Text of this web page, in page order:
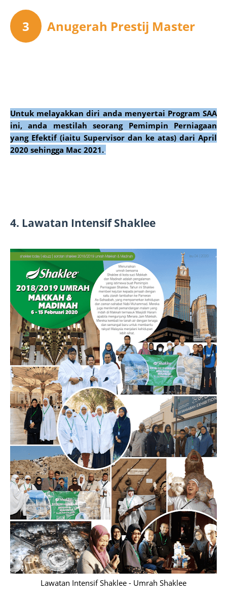
3 Anugerah Prestij Master
Untuk melayakkan diri anda menyertai Program SAA
ini, anda mestilah seorang Pemimpin Perniagaan
yang Efektif (iaitu Supervisor dan ke atas) dari April
2020 sehingga Mac 2021..
4. Lawatan Intensif Shaklee
Lawatan Intensif Shaklee - Umrah Shaklee